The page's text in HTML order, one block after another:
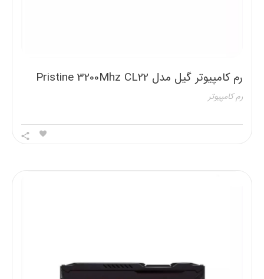
رم کامپیوتر گیل مدل Pristine 3200Mhz CL22
DDR4 ظرفیت 16 گیگابایت
رم کامپیوتر